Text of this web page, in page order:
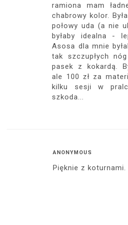
ramiona mam
chabrowy kolor.
połowy uda (a nie
byłaby idealna -
Asosa dla mnie
tak szczupłych
pasek z kokardą.
ale 100 zł za
kilku sesji w
szkoda...
ANONYMOUS
Pięknie z koturnami.